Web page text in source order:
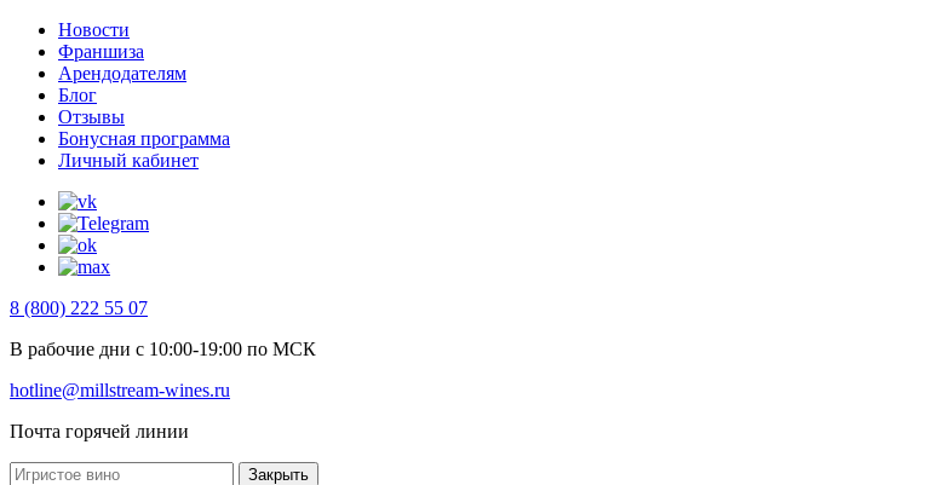
Новости
Франшиза
Арендодателям
Блог
Отзывы
Бонусная программа
Личный кабинет
8 (800) 222 55 07
В рабочие дни с 10:00-19:00 по МСК
hotline@millstream-wines.ru
Почта горячей линии
Закрыть